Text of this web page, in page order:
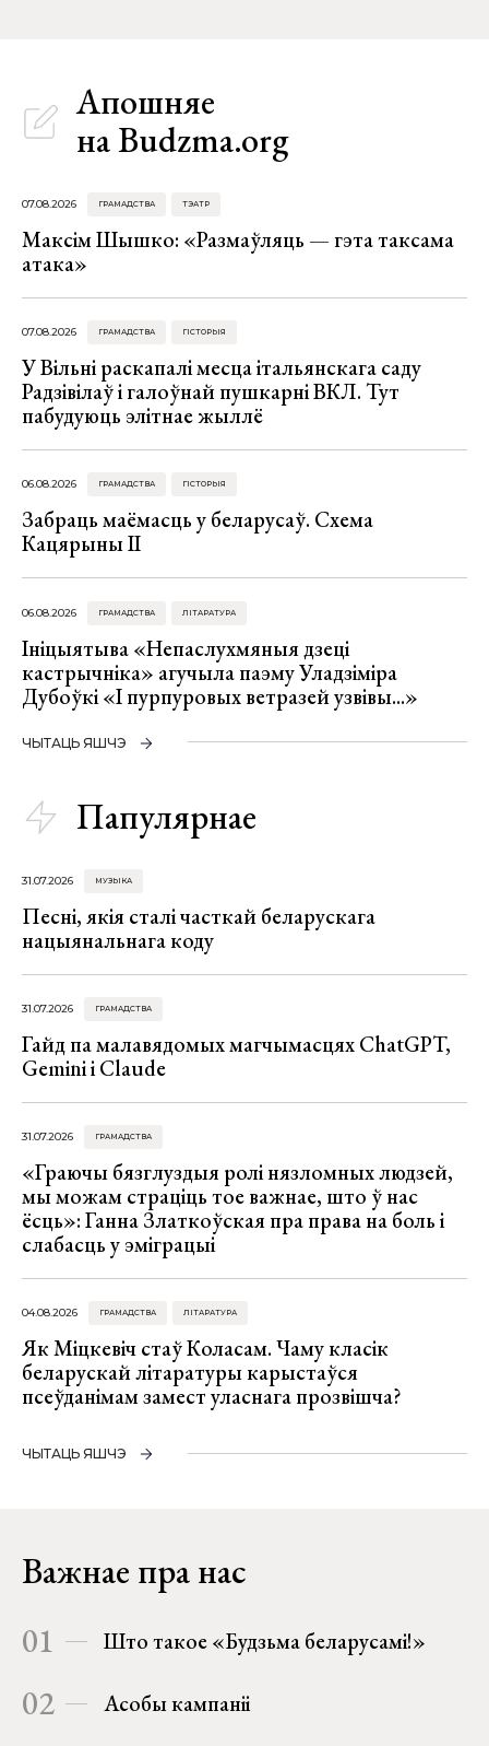
Апошняе
на Budzma.org
07.08.2026 ГРАМАДСТВА ТЭАТР
Максім Шышко: «Размаўляць — гэта таксама
атака»
07.08.2026 ГРАМАДСТВА ГІСТОРЫЯ
У Вільні раскапалі месца італьянскага саду
Радзівілаў і галоўнай пушкарні ВКЛ. Тут
пабудуюць элітнае жыллё
06.08.2026 ГРАМАДСТВА ГІСТОРЫЯ
Забраць маёмасць у беларусаў. Схема
Кацярыны ІІ
06.08.2026 ГРАМАДСТВА ЛІТАРАТУРА
Ініцыятыва «Непаслухмяныя дзеці
кастрычніка» агучыла паэму Уладзіміра
Дубоўкі «І пурпуровых ветразей узвівы...»
ЧЫТАЦЬ ЯШЧЭ
Папулярнае
31.07.2026 МУЗЫКА
Песні, якія сталі часткай беларускага
нацыянальнага коду
31.07.2026 ГРАМАДСТВА
Гайд па малавядомых магчымасцях ChatGPT,
Gemini і Claude
31.07.2026 ГРАМАДСТВА
«Граючы бязглуздыя ролі нязломных людзей,
мы можам страціць тое важнае, што ў нас
ёсць»: Ганна Златкоўская пра права на боль і
слабасць у эміграцыі
04.08.2026 ГРАМАДСТВА ЛІТАРАТУРА
Як Міцкевіч стаў Коласам. Чаму класік
беларускай літаратуры карыстаўся
псеўданімам замест уласнага прозвішча?
ЧЫТАЦЬ ЯШЧЭ
Важнае пра нас
01 Што такое «Будзьма беларусамі!»
02 Асобы кампаніі